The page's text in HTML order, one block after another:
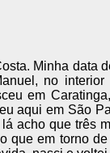
Minha data
no interior
em
aqui em São
acho que três
que em torno